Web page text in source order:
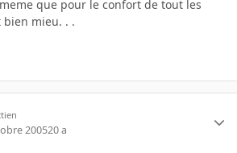
que pour le confort de tout les
bien mieu. . .
200520 a